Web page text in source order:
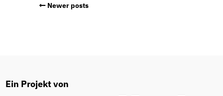
Newer posts
Ein Projekt von